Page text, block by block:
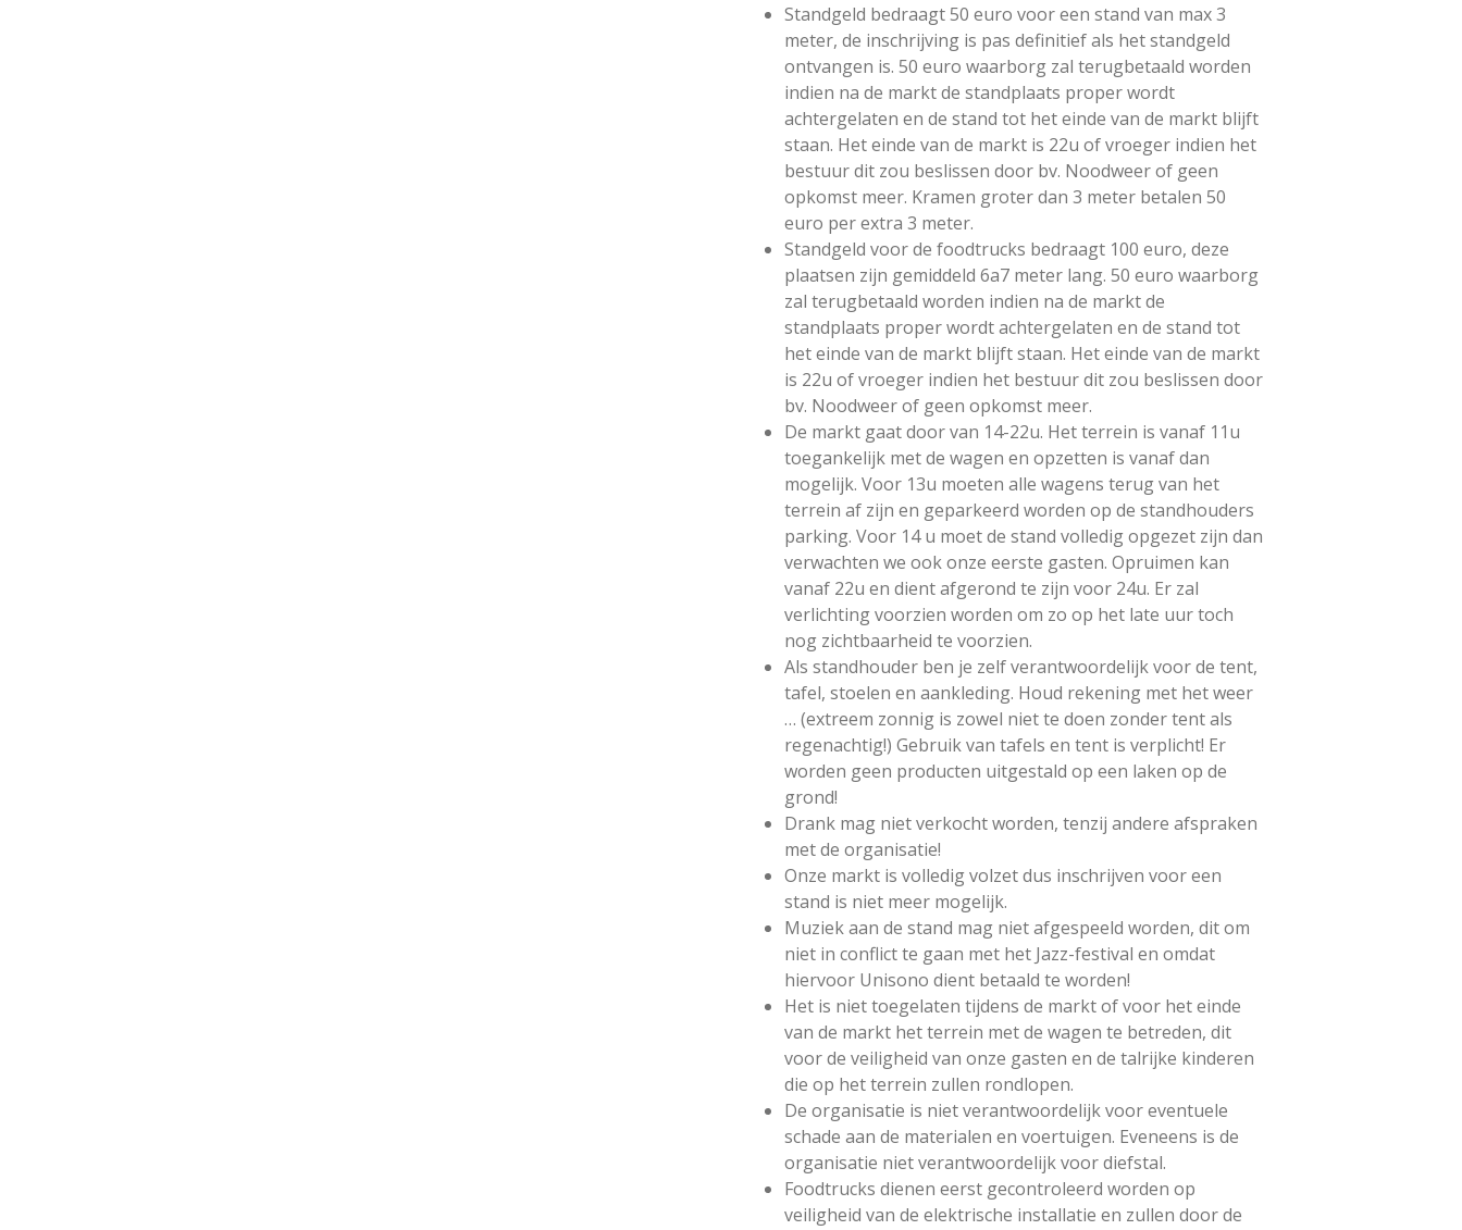
Standgeld bedraagt 50 euro voor een stand van max 3
meter, de inschrijving is pas definitief als het standgeld
ontvangen is. 50 euro waarborg zal terugbetaald worden
indien na de markt de standplaats proper wordt
achtergelaten en de stand tot het einde van de markt blijft
staan. Het einde van de markt is 22u of vroeger indien het
bestuur dit zou beslissen door bv. Noodweer of geen
opkomst meer. Kramen groter dan 3 meter betalen 50
euro per extra 3 meter.
Standgeld voor de foodtrucks bedraagt 100 euro, deze
plaatsen zijn gemiddeld 6a7 meter lang. 50 euro waarborg
zal terugbetaald worden indien na de markt de
standplaats proper wordt achtergelaten en de stand tot
het einde van de markt blijft staan. Het einde van de markt
is 22u of vroeger indien het bestuur dit zou beslissen door
bv. Noodweer of geen opkomst meer.
De markt gaat door van 14-22u. Het terrein is vanaf 11u
toegankelijk met de wagen en opzetten is vanaf dan
mogelijk. Voor 13u moeten alle wagens terug van het
terrein af zijn en geparkeerd worden op de standhouders
parking. Voor 14 u moet de stand volledig opgezet zijn dan
verwachten we ook onze eerste gasten. Opruimen kan
vanaf 22u en dient afgerond te zijn voor 24u. Er zal
verlichting voorzien worden om zo op het late uur toch
nog zichtbaarheid te voorzien.
Als standhouder ben je zelf verantwoordelijk voor de tent,
tafel, stoelen en aankleding. Houd rekening met het weer
… (extreem zonnig is zowel niet te doen zonder tent als
regenachtig!) Gebruik van tafels en tent is verplicht! Er
worden geen producten uitgestald op een laken op de
grond!
Drank mag niet verkocht worden, tenzij andere afspraken
met de organisatie!
Onze markt is volledig volzet dus inschrijven voor een
stand is niet meer mogelijk.
Muziek aan de stand mag niet afgespeeld worden, dit om
niet in conflict te gaan met het Jazz-festival en omdat
hiervoor Unisono dient betaald te worden!
Het is niet toegelaten tijdens de markt of voor het einde
van de markt het terrein met de wagen te betreden, dit
voor de veiligheid van onze gasten en de talrijke kinderen
die op het terrein zullen rondlopen.
De organisatie is niet verantwoordelijk voor eventuele
schade aan de materialen en voertuigen. Eveneens is de
organisatie niet verantwoordelijk voor diefstal.
Foodtrucks dienen eerst gecontroleerd worden op
veiligheid van de elektrische installatie en zullen door de